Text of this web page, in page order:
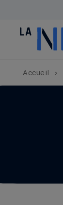
Accueil ›